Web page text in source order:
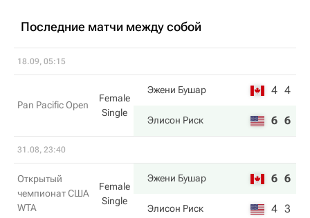
Последние матчи между собой
18.09, 05:15
Pan Pacific Open
Female
Single
Эжени Бушар 4 4
Элисон Риск 6 6
31.08, 23:40
Открытый
чемпионат США
WTA
Female
Single
Эжени Бушар 6 6
Элисон Риск 4 3